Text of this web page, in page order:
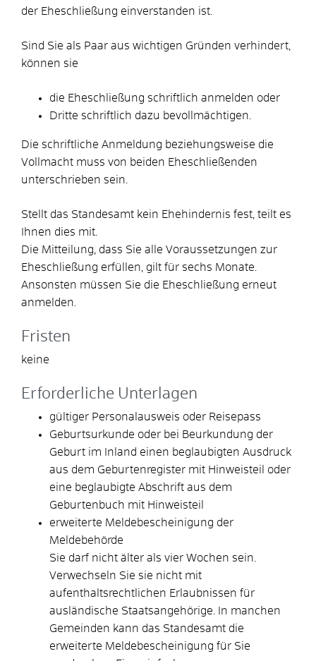
der Eheschließung einverstanden ist.
Sind Sie als Paar aus wichtigen Gründen verhindert,
können sie
die Eheschließung schriftlich anmelden oder
Dritte schriftlich dazu bevollmächtigen.
Die schriftliche Anmeldung beziehungsweise die
Vollmacht muss von beiden Eheschließenden
unterschrieben sein.
Stellt das Standesamt kein Ehehindernis fest, teilt es
Ihnen dies mit.
Die Mitteilung, dass Sie alle Voraussetzungen zur
Eheschließung erfüllen, gilt für sechs Monate.
Ansonsten müssen Sie die Eheschließung erneut
anmelden.
Fristen
keine
Erforderliche Unterlagen
gültiger Personalausweis oder Reisepass
Geburtsurkunde oder bei Beurkundung der
Geburt im Inland einen beglaubigten Ausdruck
aus dem Geburtenregister mit Hinweisteil oder
eine beglaubigte Abschrift aus dem
Geburtenbuch mit Hinweisteil
erweiterte Meldebescheinigung der
Meldebehörde
Sie darf nicht älter als vier Wochen sein.
Verwechseln Sie sie nicht mit
aufenthaltsrechtlichen Erlaubnissen für
ausländische Staatsangehörige. In manchen
Gemeinden kann das Standesamt die
erweiterte Meldebescheinigung für Sie